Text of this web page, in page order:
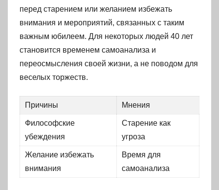
перед старением или желанием избежать
внимания и мероприятий, связанных с таким
важным юбилеем. Для некоторых людей 40 лет
становится временем самоанализа и
переосмысления своей жизни, а не поводом для
веселых торжеств.
Причины Мнения
Философские
убеждения
Старение как
угроза
Желание избежать
внимания
Время для
самоанализа